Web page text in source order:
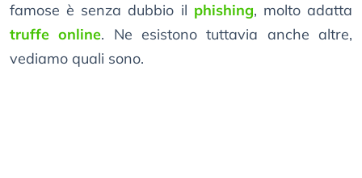
famose è senza dubbio il phishing, molto adatta
truffe online. Ne esistono tuttavia anche altre,
vediamo quali sono.